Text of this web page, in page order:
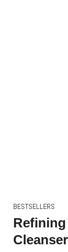
BESTSELLERS
Cleanser